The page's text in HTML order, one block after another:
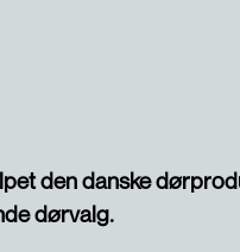
og
den danske
dørvalg.